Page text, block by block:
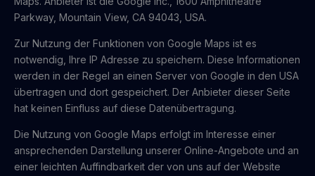
Parkway, Mountain View, CA 94043, USA.
Zur Nutzung der Funktionen von Google Maps ist es
notwendig, Ihre IP Adresse zu speichern. Diese Informationen
werden in der Regel an einen Server von Google in den USA
übertragen und dort gespeichert. Der Anbieter dieser Seite
hat keinen Einfluss auf diese Datenübertragung.
Die Nutzung von Google Maps erfolgt im Interesse einer
ansprechenden Darstellung unserer Online-Angebote und an
einer leichten Auffindbarkeit der von uns auf der Website